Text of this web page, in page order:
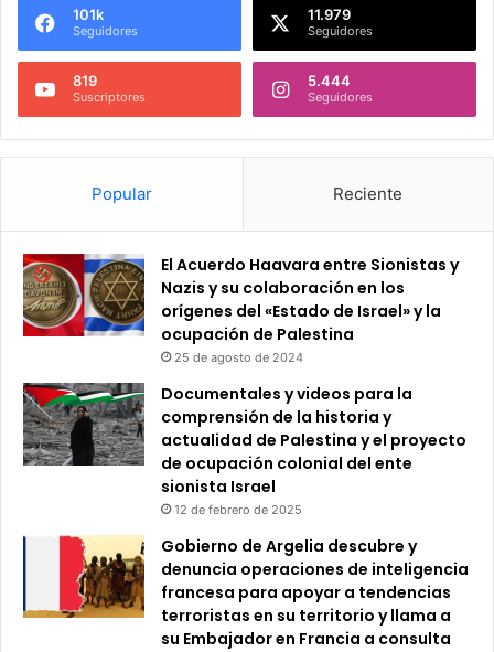
101k
Seguidores
11.979
Seguidores
819
Suscriptores
5.444
Seguidores
Popular Reciente
El Acuerdo Haavara entre Sionistas y
Nazis y su colaboración en los
orígenes del «Estado de Israel» y la
ocupación de Palestina
25 de agosto de 2024
Documentales y videos para la
comprensión de la historia y
actualidad de Palestina y el proyecto
de ocupación colonial del ente
sionista Israel
12 de febrero de 2025
Gobierno de Argelia descubre y
denuncia operaciones de inteligencia
francesa para apoyar a tendencias
terroristas en su territorio y llama a
su Embajador en Francia a consulta